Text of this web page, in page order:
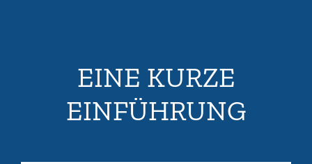
EINE KURZE
EINFÜHRUNG